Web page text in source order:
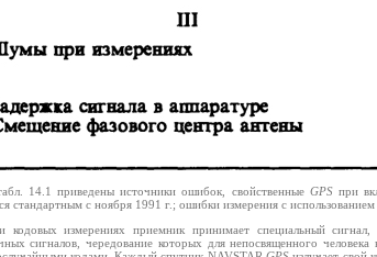
14.1 приведены источники ошибок, свойственные GPSпри
стандартным с ноября 1991 г.; ошибки измерения с использованием
кодовых измерениях приемник принимает специальный
сигналов, чередование которых для непосвященного